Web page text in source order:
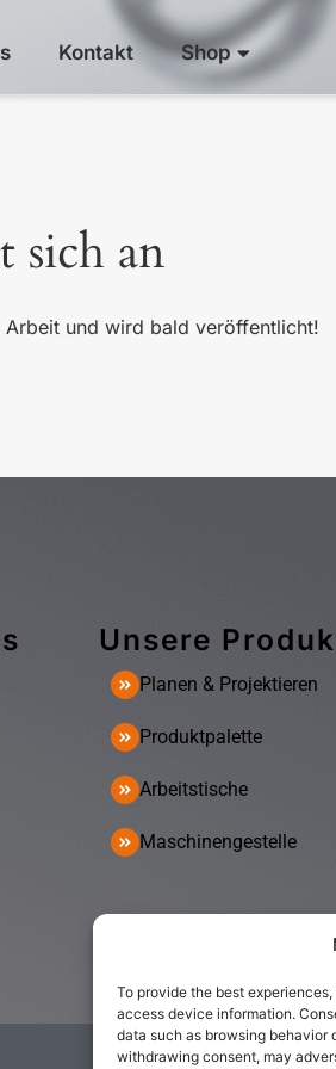
To provide the best
access device information.
data such as browsing behavior
withdrawing consent, may
Kontakt Shop
sich an
Arbeit und wird bald veröffentlicht!
Unsere
Planen & Projektieren
Produktpalette
Arbeitstische
Maschinengestelle